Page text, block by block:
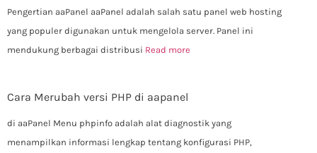
Pengertian aaPanel aaPanel adalah salah satu panel web hosting
yang populer digunakan untuk mengelola server. Panel ini
mendukung berbagai distribusi Read more
Cara Merubah versi PHP di aapanel
di aaPanel Menu phpinfo adalah alat diagnostik yang
menampilkan informasi lengkap tentang konfigurasi PHP,